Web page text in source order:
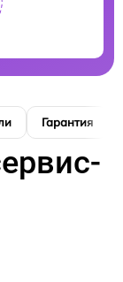
Гарантия